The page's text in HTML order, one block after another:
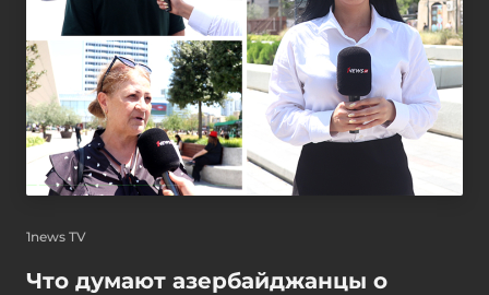
1news TV
Что думают азербайджанцы о